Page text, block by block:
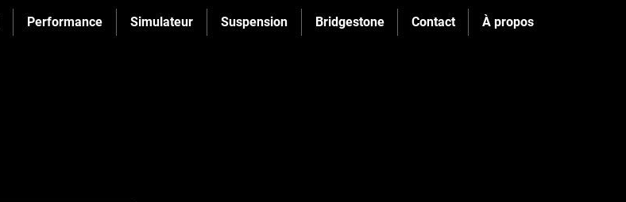
Performance Simulateur Suspension Bridgestone Contact À propos